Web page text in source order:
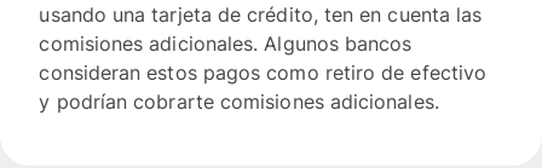
usando una tarjeta de crédito, ten en cuenta las
comisiones adicionales. Algunos bancos
consideran estos pagos como retiro de efectivo
y podrían cobrarte comisiones adicionales.